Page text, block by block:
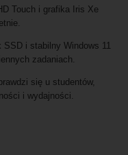
Touch i grafika Iris Xe
i stabilny Windows 11
zadaniach.
się u studentów,
i wydajności.